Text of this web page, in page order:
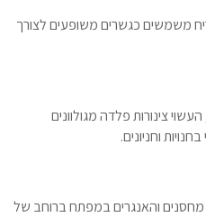
משמשים כגשרים משופעים לצורך
צינורות פלדה מגולוונים
וחניונים.
והאנגרים במפתח ברוחב של